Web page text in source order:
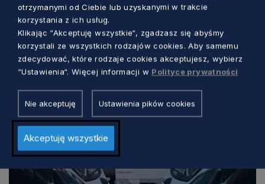
Zatrzymaj się na przejeździe kolejowym.
Bezpieczny STOP to Twoje życie
Aleksander Olszak 7 dni temu
otrzymanymi od Ciebie lub uzyskanymi w trakcie
korzystania z ich usług.
Klikając “Akceptuję wszystkie“, zgadzasz się abyśmy
korzystali ze wszystkich rodzajów cookies. Aby samemu
zdecydować, które rodzaje cookies akceptujesz, wybierz
“Ustawienia“. Więcej informacji w Polityce prywatności
Nie akceptuję Ustawienia pików cookies
Akceptuję wszystkie